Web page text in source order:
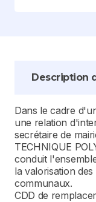
Description
Dans le cadre
une relation
secrétaire de
TECHNIQUE
conduit
la valorisation
communaux.
CDD de